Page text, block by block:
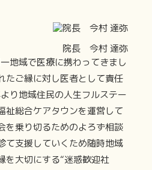
院長 今村 達弥
地域で医療に携わってきまし
たご縁に対し医者として責任
り地域住民の人生フルステー
祉総合ケアタウンを運営して
を乗り切るためのよろず相談
て支援していくため随時地域
を大切にする“迷惑歓迎社